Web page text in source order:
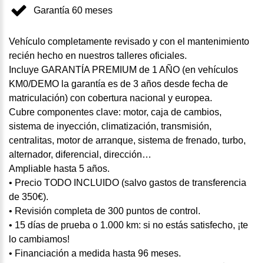
Garantía 60 meses
Vehículo completamente revisado y con el mantenimiento
recién hecho en nuestros talleres oficiales.
Incluye GARANTÍA PREMIUM de 1 AÑO (en vehículos
KM0/DEMO la garantía es de 3 años desde fecha de
matriculación) con cobertura nacional y europea.
Cubre componentes clave: motor, caja de cambios,
sistema de inyección, climatización, transmisión,
centralitas, motor de arranque, sistema de frenado, turbo,
alternador, diferencial, dirección…
Ampliable hasta 5 años.
• Precio TODO INCLUIDO (salvo gastos de transferencia
de 350€).
• Revisión completa de 300 puntos de control.
• 15 días de prueba o 1.000 km: si no estás satisfecho, ¡te
lo cambiamos!
• Financiación a medida hasta 96 meses.